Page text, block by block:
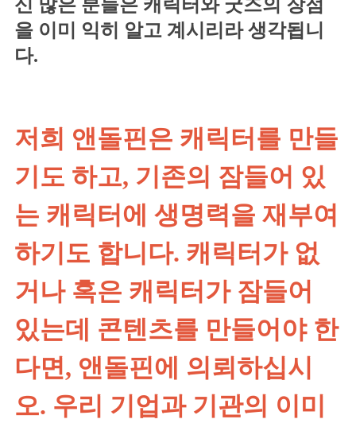
신 많은 분들은 캐릭터와 굿즈의 장점
을 이미 익히 알고 계시리라 생각됩니
다.
저희 앤돌핀은 캐릭터를 만들
기도 하고, 기존의 잠들어 있
는 캐릭터에 생명력을 재부여
하기도 합니다. 캐릭터가 없
거나 혹은 캐릭터가 잠들어
있는데 콘텐츠를 만들어야 한
다면, 앤돌핀에 의뢰하십시
오. 우리 기업과 기관의 이미